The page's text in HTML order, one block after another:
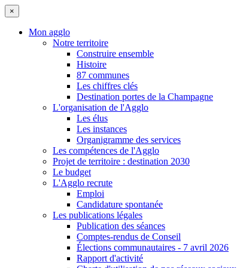
×
Mon agglo
Notre territoire
Construire ensemble
Histoire
87 communes
Les chiffres clés
Destination portes de la Champagne
L'organisation de l'Agglo
Les élus
Les instances
Organigramme des services
Les compétences de l'Agglo
Projet de territoire : destination 2030
Le budget
L'Agglo recrute
Emploi
Candidature spontanée
Les publications légales
Publication des séances
Comptes-rendus de Conseil
Élections communautaires - 7 avril 2026
Rapport d'activité